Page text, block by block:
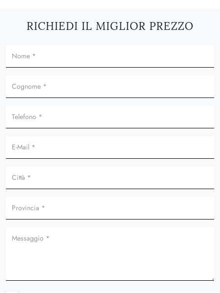
RICHIEDI IL MIGLIOR PREZZO